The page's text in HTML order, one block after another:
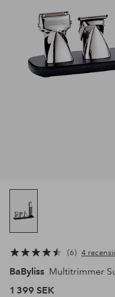
6 4
BaByliss Multitrimmer
1 399 SEK